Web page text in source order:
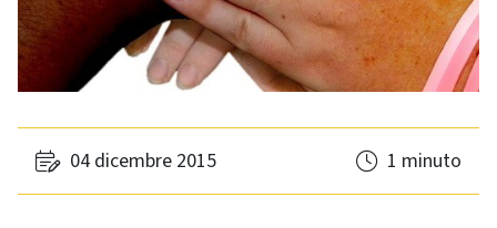
04 dicembre 2015 1 minuto